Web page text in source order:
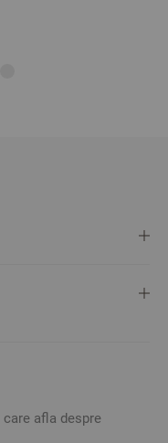
afla despre